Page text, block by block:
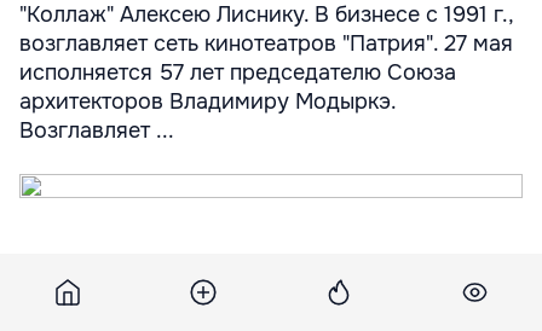
"Коллаж" Алексею Лиснику. В бизнесе с 1991 г.,
возглавляет сеть кинотеатров "Патрия". 27 мая
исполняется 57 лет председателю Союза
архитекторов Владимиру Модыркэ.
Возглавляет ...
26 мая исполняется 32 года директору завода
"Дачия-Универсал